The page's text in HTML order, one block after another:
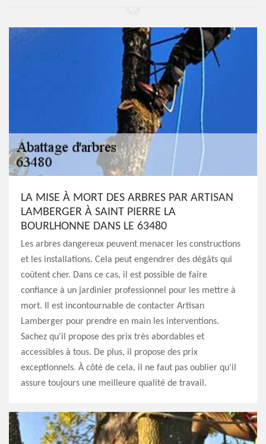
LA MISE À MORT DES ARBRES PAR ARTISAN
LAMBERGER À SAINT PIERRE LA
BOURLHONNE DANS LE 63480
Les arbres dangereux peuvent menacer les constructions
et les installations. Cela peut engendrer des dégâts qui
coûtent cher. Dans ce cas, il est possible de faire
confiance à un jardinier professionnel pour les mettre à
mort. Il est incontournable de contacter Artisan
Lamberger pour prendre en main les interventions.
Sachez qu'il propose des prix très abordables et
accessibles à tous. De plus, il propose des prix
exceptionnels. À côté de cela, il ne faut pas oublier qu'il
assure toujours une meilleure qualité de travail.